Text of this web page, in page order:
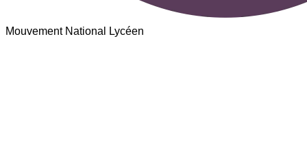
Mouvement National Lycéen